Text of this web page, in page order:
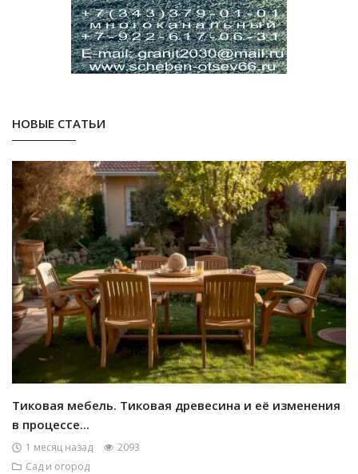
НОВЫЕ СТАТЬИ
Тиковая мебель. Тиковая древесина и её изменения
в процессе...
1 месяц назад
2093
Сад и огород